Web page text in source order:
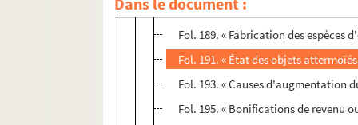
Fol. 186. « Remarques et relevés
Fol. 189. « Fabrication des espèces
Fol. 191. « État des objets
Fol. 193. « Causes d'augmentation
Fol. 195. « Bonifications de revenu